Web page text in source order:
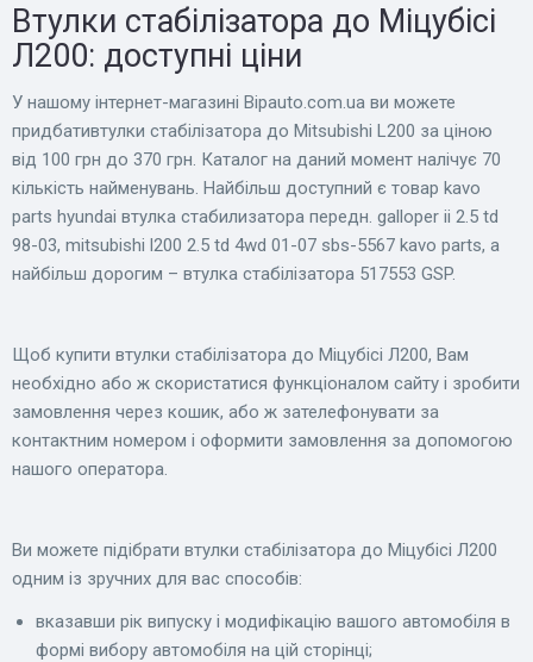
Втулки стабілізатора до Міцубісі
Л200: доступні ціни
У нашому інтернет-магазині Bіpauto.com.ua ви можете
придбативтулки стабілізатора до Mitsubishi L200 за ціною
від 100 грн до 370 грн. Каталог на даний момент налічує 70
кількість найменувань. Найбільш доступний є товар kavo
parts hyundai втулка стабилизатора передн. galloper ii 2.5 td
98-03, mitsubishi l200 2.5 td 4wd 01-07 sbs-5567 kavo parts, а
найбільш дорогим – втулка стабілізатора 517553 GSP.
Щоб купити втулки стабілізатора до Міцубісі Л200, Вам
необхідно або ж скористатися функціоналом сайту і зробити
замовлення через кошик, або ж зателефонувати за
контактним номером і оформити замовлення за допомогою
нашого оператора.
Ви можете підібрати втулки стабілізатора до Міцубісі Л200
одним із зручних для вас способів:
вказавши рік випуску і модифікацію вашого автомобіля в
формі вибору автомобіля на цій сторінці;